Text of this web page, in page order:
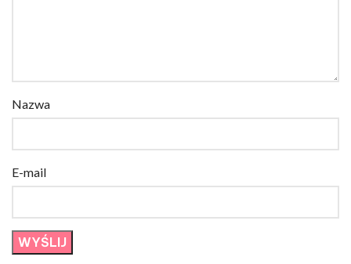
Nazwa
E-mail